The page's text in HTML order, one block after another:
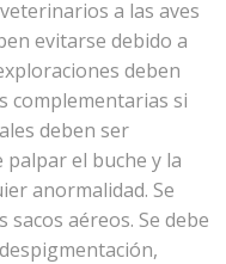
a las aves
evitarse debido a
deben
complementarias si
deben ser
palpar el buche y la
anormalidad. Se
aéreos. Se debe